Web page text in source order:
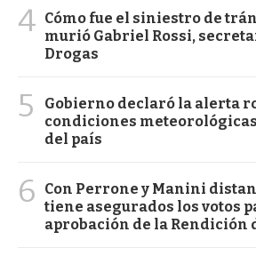
4 Cómo fue el siniestro de
murió Gabriel Rossi,
Drogas
5
Gobierno declaró la alerta
condiciones
del país
6
Con Perrone y Manini
tiene asegurados los votos
aprobación de la Rendición